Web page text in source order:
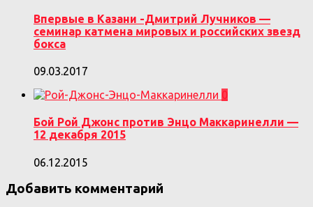
Впервые в Казани -Дмитрий Лучников —
семинар катмена мировых и российских звезд
бокса
09.03.2017
0
Бой Рой Джонс против Энцо Маккаринелли —
12 декабря 2015
06.12.2015
Добавить комментарий